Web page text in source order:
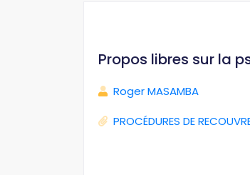
Propos libres sur la
Roger MASAMBA
PROCÉDURES DE